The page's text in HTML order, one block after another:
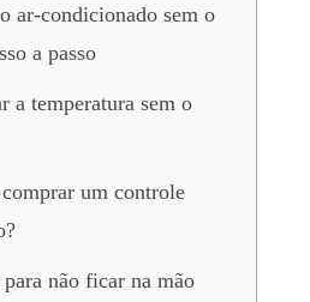
ar-condicionado sem o
a passo
a temperatura sem o
um controle
não ficar na mão